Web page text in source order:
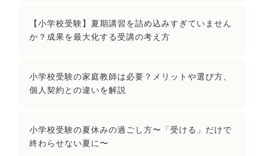
【小学校受験】夏期講習を詰め込みすぎていません
か？成果を最大化する受講の考え方
小学校受験の家庭教師は必要？メリットや選び方、
個人契約との違いを解説
小学校受験の夏休みの過ごし方〜「受ける」だけで
終わらせない夏に〜